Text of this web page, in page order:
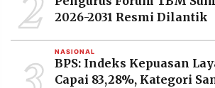
2026-2031 Resmi Dilantik
NASIONAL
BPS: Indeks Kepuasan
Capai 83,28%, Kategori